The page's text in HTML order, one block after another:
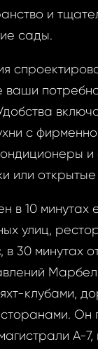
и
сады.
ваши
с
и
или
в 10 минутах
улиц,
30 минутах
клубами,
Он
А-7,